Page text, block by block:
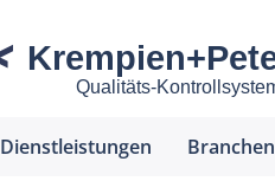
Qualitäts-
Dienstleistungen Branchen